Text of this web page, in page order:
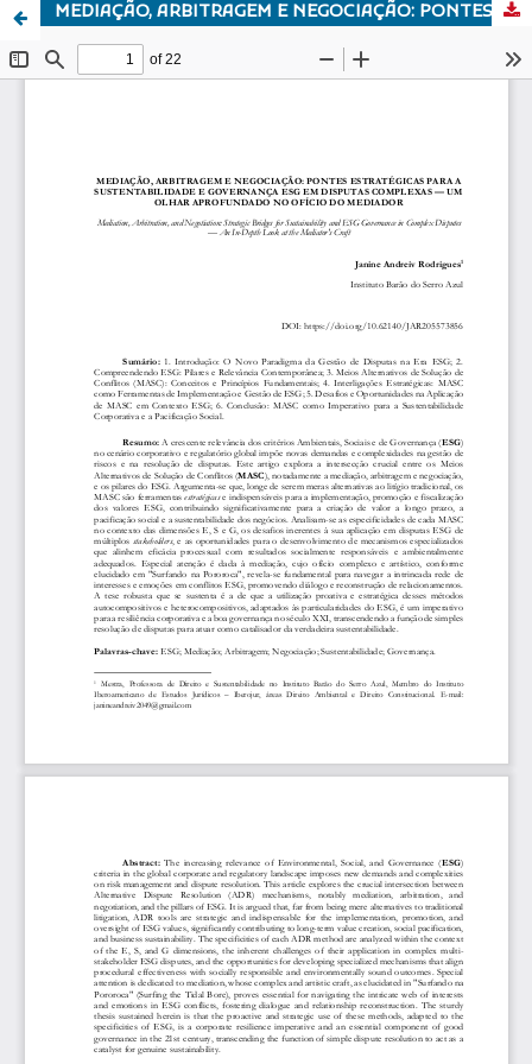
MEDIAÇÃO, ARBITRAGEM E NEGOCIAÇÃO: PONTES ESTRATÉGICAS PARA A SUSTENTABILIDADE E GOVERNANÇA ESG EM DISPUTAS COMPLEXAS — UM OLHAR APROFUNDADO NO OFÍCIO DO MEDIADOR